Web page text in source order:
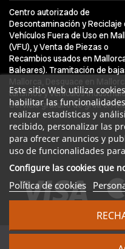
Este sitio Web utiliza
habilitar las
realizar estadísticas y
recibido, personalizar las
para ofrecer anuncios y
uso de funcionalidades
Configure las cookies que
Política de cookies
Centro autorizado de
Descontaminación y Reciclaje
Vehículos Fuera de Uso en
(VFU), y Venta de Piezas o
Recambios usados en
Baleares). Tramitación de
Mallorca, Desguace en
turismos y vehículos
Servicio gratuito de grúa en